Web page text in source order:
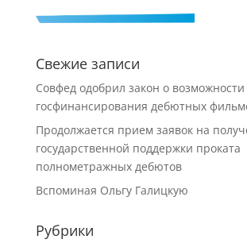
Свежие записи
Совфед одобрил закон о
госфинансирования дебютных
Продолжается прием заявок на
государственной поддержки проката
полнометражных дебютов
Вспоминая Ольгу Галицкую
Рубрики